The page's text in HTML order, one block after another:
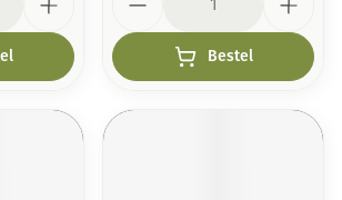
Bestel